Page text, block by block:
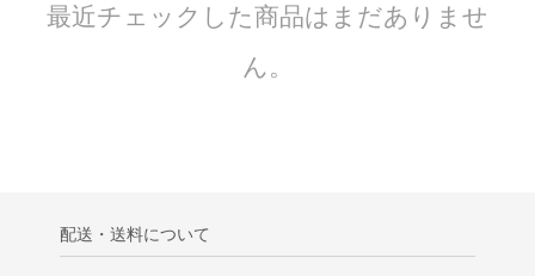
最近チェックした商品はまだありませ
ん。
配送・送料について